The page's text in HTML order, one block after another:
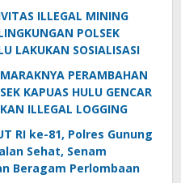
ILLEGAL MINING
POLSEK
LAKUKAN SOSIALISASI
PERAMBAHAN
KAPUAS HULU GENCAR
ILLEGAL LOGGING
RI ke-81, Polres Gunung
Sehat, Senam
Beragam Perlombaan